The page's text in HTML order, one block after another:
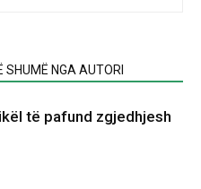
SHUMË NGA AUTORI
të pafund zgjedhjesh